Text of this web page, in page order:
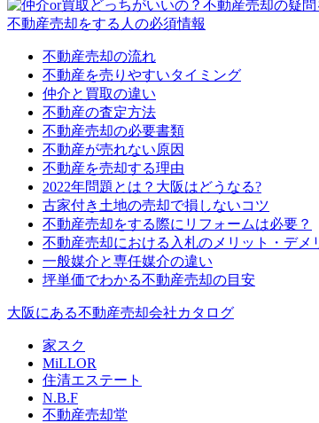
不動産売却をする人の必須情報
不動産売却の流れ
不動産を売りやすいタイミング
仲介と買取の違い
不動産の査定方法
不動産売却の必要書類
不動産が売れない原因
不動産を売却する理由
2022年問題とは？大阪はどうなる?
古家付き土地の売却で損しないコツ
不動産売却をする際にリフォームは必要？
不動産売却における入札のメリット・デメ
一般媒介と専任媒介の違い
坪単価でわかる不動産売却の目安
大阪にある不動産売却会社カタログ
家スク
MiLLOR
住清エステート
N.B.F
不動産売却堂